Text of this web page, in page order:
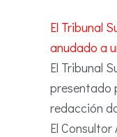
El Tribunal
anudado a
El Tribunal
presentado
redacción
El Consultor